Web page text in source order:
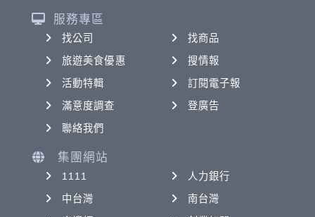
服務專區
找公司
找商品
旅遊美食優惠
搜情報
活動特輯
訂閱電子報
滿意度調查
登廣告
聯絡我們
集團網站
1111
人力銀行
中台灣
南台灣